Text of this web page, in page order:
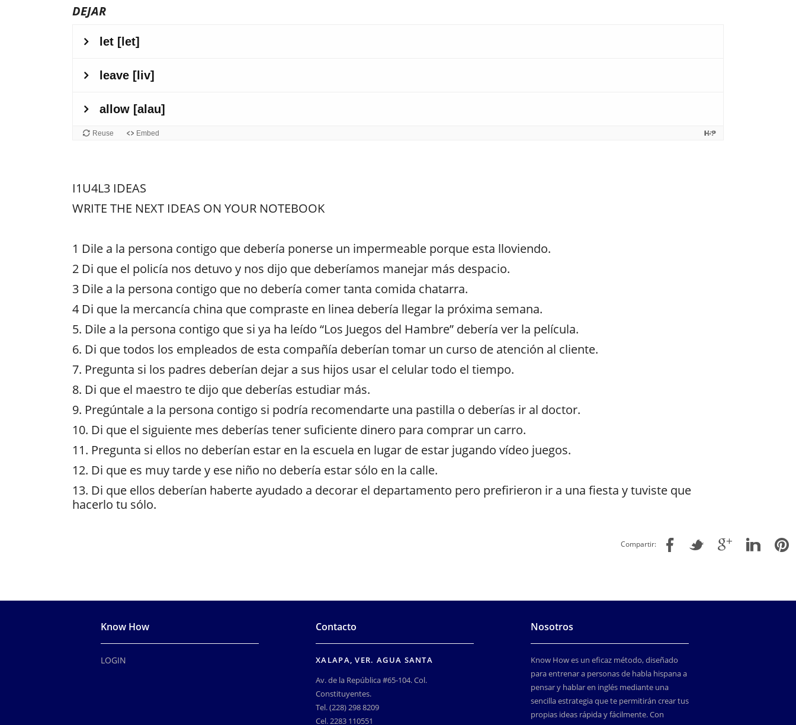
DEJAR
I1U4L3 IDEAS
WRITE THE NEXT IDEAS ON YOUR NOTEBOOK
1 Dile a la persona contigo que debería ponerse un impermeable porque esta lloviendo.
2 Di que el policía nos detuvo y nos dijo que deberíamos manejar más despacio.
3 Dile a la persona contigo que no debería comer tanta comida chatarra.
4 Di que la mercancía china que compraste en linea debería llegar la próxima semana.
5. Dile a la persona contigo que si ya ha leído “Los Juegos del Hambre” debería ver la película.
6. Di que todos los empleados de esta compañía deberían tomar un curso de atención al cliente.
7. Pregunta si los padres deberían dejar a sus hijos usar el celular todo el tiempo.
8. Di que el maestro te dijo que deberías estudiar más.
9. Pregúntale a la persona contigo si podría recomendarte una pastilla o deberías ir al doctor.
10. Di que el siguiente mes deberías tener suficiente dinero para comprar un carro.
11. Pregunta si ellos no deberían estar en la escuela en lugar de estar jugando vídeo juegos.
12. Di que es muy tarde y ese niño no debería estar sólo en la calle.
13. Di que ellos deberían haberte ayudado a decorar el departamento pero prefirieron ir a una fiesta y tuviste que
hacerlo tu sólo.
Compartir:
Know How
LOGIN
Contacto
XALAPA, VER. AGUA SANTA
Av. de la República #65-104. Col.
Constituyentes.
Tel. (228) 298 8209
Cel. 2283 110551
Nosotros
Know How es un eficaz método, diseñado
para entrenar a personas de habla hispana a
pensar y hablar en inglés mediante una
sencilla estrategia que te permitirán crear tus
propias ideas rápida y fácilmente. Con